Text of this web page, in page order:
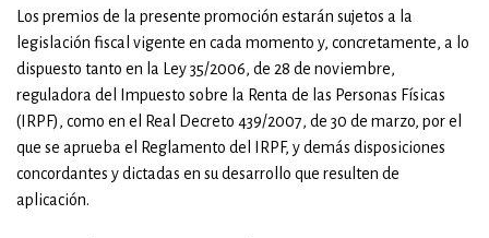
Los premios de la presente promoción estarán sujetos a la
legislación fiscal vigente en cada momento y, concretamente, a lo
dispuesto tanto en la Ley 35/2006, de 28 de noviembre,
reguladora del Impuesto sobre la Renta de las Personas Físicas
(IRPF), como en el Real Decreto 439/2007, de 30 de marzo, por el
que se aprueba el Reglamento del IRPF, y demás disposiciones
concordantes y dictadas en su desarrollo que resulten de
aplicación.